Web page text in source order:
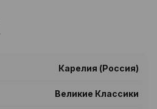
Карелия (Россия)
Великие Классики